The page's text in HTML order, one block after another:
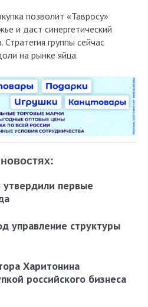
позволит «Тавросу»
и даст синергетический
группы сейчас
на рынке яйца.
первые
управление структуры
Харитонина
российского бизнеса